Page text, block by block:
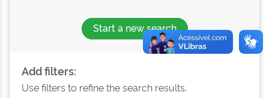
Start a new search
Add filters:
Use filters to refine the search results.